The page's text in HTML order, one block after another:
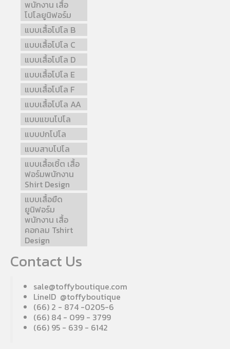
พนักงาน เสื้อ
โปโลยูนิฟอร์ม
แบบเสื้อโปโล B
แบบเสื้อโปโล C
แบบเสื้อโปโล D
แบบเสื้อโปโล E
แบบเสื้อโปโล F
แบบเสื้อโปโล AA
แบบแขนโปโล
แบบปกโปโล
แบบสาบโปโล
แบบเสื้อเชิ้ต เสื้อ
ฟอร์มพนักงาน
Shirt Design
แบบเสื้อยืด
ยูนิฟอร์ม
พนักงาน เสื้อ
คอกลม Tshirt
Design
Contact Us
sale@toffyboutique.com
LineID @toffyboutique
(66) 2 - 874 -0205-6
(66) 84 - 099 - 3799
(66) 95 - 639 - 6142